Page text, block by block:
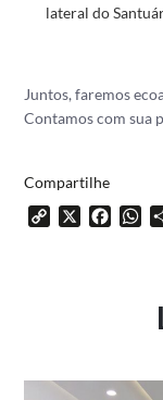
lateral do
Juntos, faremos
Contamos com sua
Compartilhe
Copy X